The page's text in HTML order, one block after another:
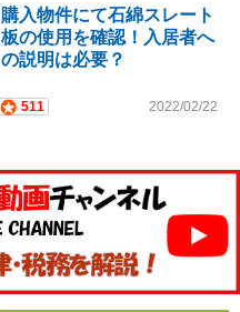
購入物件にて石綿スレート
板の使用を確認！入居者へ
の説明は必要？
511 2022/02/22